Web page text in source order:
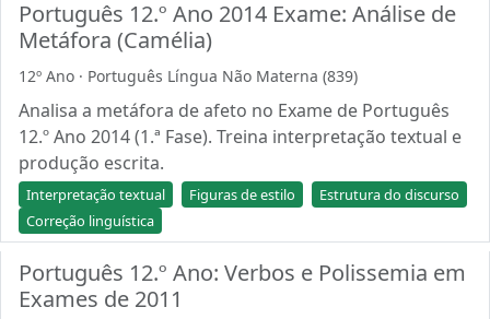
Português 12.º Ano 2014 Exame: Análise de
Metáfora (Camélia)
12º Ano · Português Língua Não Materna (839)
Analisa a metáfora de afeto no Exame de Português
12.º Ano 2014 (1.ª Fase). Treina interpretação textual e
produção escrita.
Interpretação textual Figuras de estilo
Estrutura do discurso
Correção linguística
Português 12.º Ano: Verbos e Polissemia em
Exames de 2011